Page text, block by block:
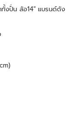
ทั้งปั่น ล้อ14" แบรนด์ดัง